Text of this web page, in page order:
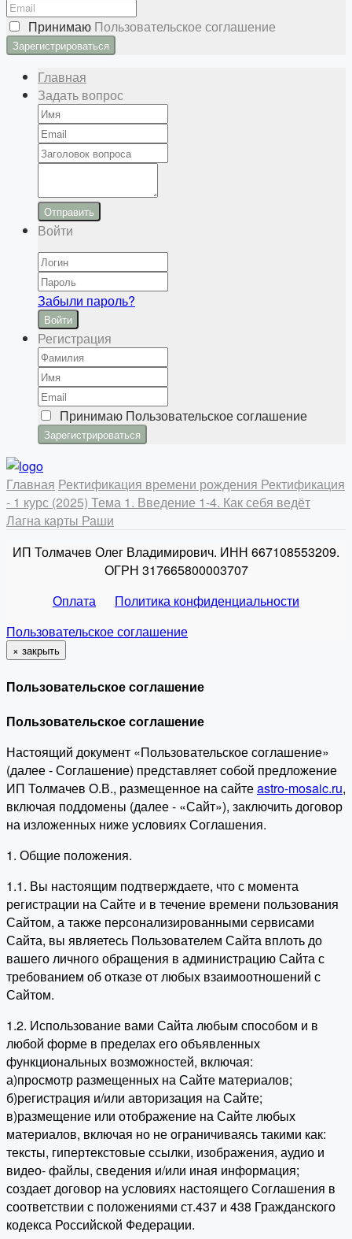
Принимаю Пользовательское соглашение
Главная
Задать вопрос
Отправить
Войти
Забыли пароль?
Войти
Регистрация
Принимаю Пользовательское соглашение
Главная Ректификация времени рождения Ректификация
- 1 курс (2025) Тема 1. Введение 1-4. Как себя ведёт
Лагна карты Раши
ИП Толмачев Олег Владимирович. ИНН 667108553209.
ОГРН 317665800003707
Оплата
Политика конфиденциальности
Пользовательское соглашение
× закрыть
Пользовательское соглашение
Пользовательское соглашение
Настоящий документ «Пользовательское соглашение»
(далее - Соглашение) представляет собой предложение
ИП Толмачев О.В., размещенное на сайтеastro-mosaic.ru,
включая поддомены (далее - «Сайт»), заключить договор
на изложенных ниже условиях Соглашения.
1. Общие положения.
1.1. Вы настоящим подтверждаете, что с момента
регистрации на Сайте и в течение времени пользования
Сайтом, а также персонализированными сервисами
Сайта, вы являетесь Пользователем Сайта вплоть до
вашего личного обращения в администрацию Сайта с
требованием об отказе от любых взаимоотношений с
Сайтом.
1.2. Использование вами Сайта любым способом и в
любой форме в пределах его объявленных
функциональных возможностей, включая:
а)просмотр размещенных на Сайте материалов;
б)регистрация и/или авторизация на Сайте;
в)размещение или отображение на Сайте любых
материалов, включая но не ограничиваясь такими как:
тексты, гипертекстовые ссылки, изображения, аудио и
видео- файлы, сведения и/или иная информация;
создает договор на условиях настоящего Соглашения в
соответствии с положениями ст.437 и 438 Гражданского
кодекса Российской Федерации.